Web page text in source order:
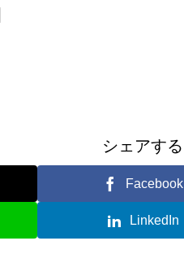
シェアする
Facebook
LinkedIn